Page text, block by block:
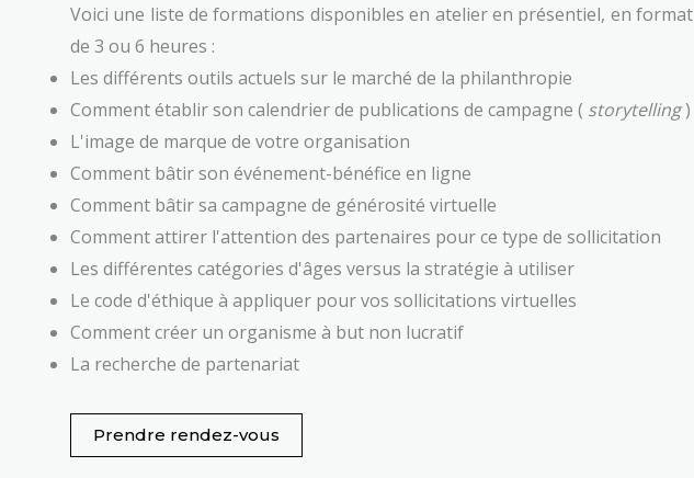
Voici une liste de formations disponibles en atelier en présentiel, en format
de 3 ou 6 heures :
Les différents outils actuels sur le marché de la philanthropie
Comment établir son calendrier de publications de campagne ( storytelling)
L'image de marque de votre organisation
Comment bâtir son événement-bénéfice en ligne
Comment bâtir sa campagne de générosité virtuelle
Comment attirer l'attention des partenaires pour ce type de sollicitation
Les différentes catégories d'âges versus la stratégie à utiliser
Le code d'éthique à appliquer pour vos sollicitations virtuelles
Comment créer un organisme à but non lucratif
La recherche de partenariat
Prendre rendez-vous